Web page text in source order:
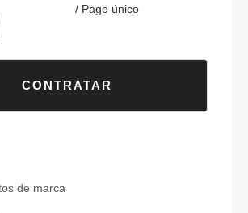
/ Pago único
CONTRATAR
de marca